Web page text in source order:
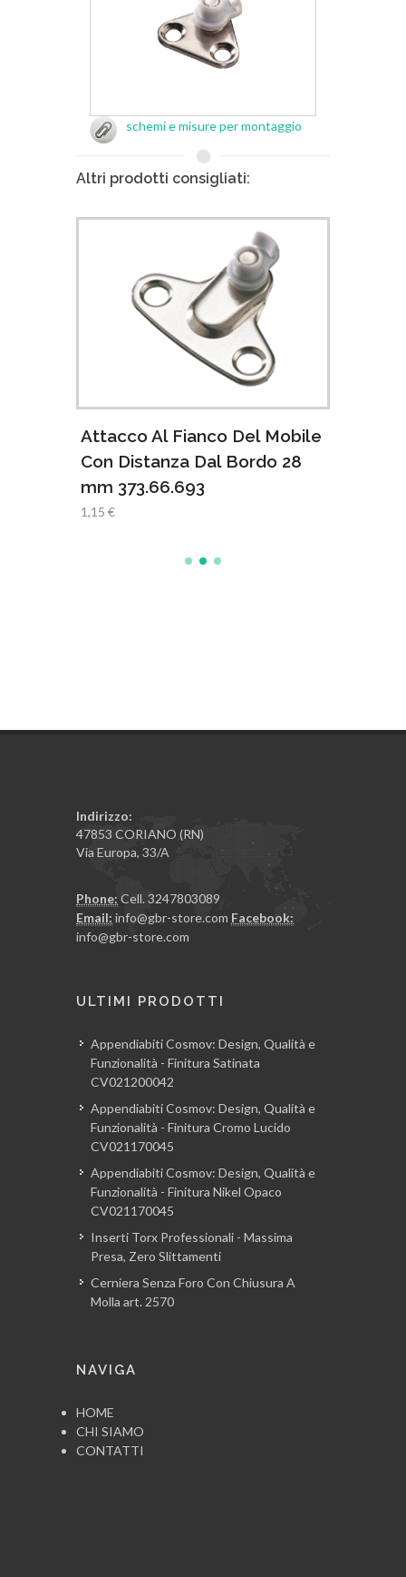
schemi e misure per montaggio
Altri prodotti consigliati:
Attacco Al Fianco Del Mobile
Con Distanza Dal Bordo 28
mm 373.66.693
1,15 €
Indirizzo:
47853 CORIANO (RN)
Via Europa, 33/A
Phone: Cell. 3247803089
Email: info@gbr-store.com Facebook:
info@gbr-store.com
ULTIMI PRODOTTI
Appendiabiti Cosmov: Design, Qualità e
Funzionalità - Finitura Satinata
CV021200042
Appendiabiti Cosmov: Design, Qualità e
Funzionalità - Finitura Cromo Lucido
CV021170045
Appendiabiti Cosmov: Design, Qualità e
Funzionalità - Finitura Nikel Opaco
CV021170045
Inserti Torx Professionali - Massima
Presa, Zero Slittamenti
Cerniera Senza Foro Con Chiusura A
Molla art. 2570
NAVIGA
HOME
CHI SIAMO
CONTATTI